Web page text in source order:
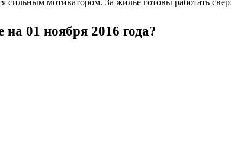
мотиватором. За жильё готовы работать
01 ноября 2016 года?